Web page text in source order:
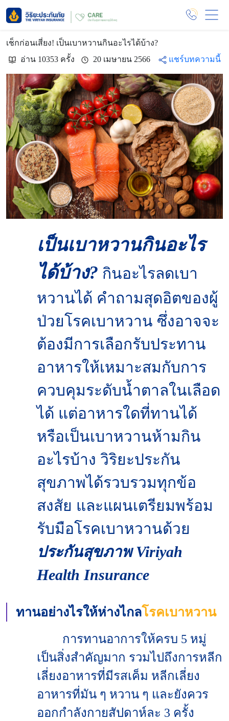
เช็กก่อนเสี่ยง! เป็นเบาหวานกินอะไรได้บ้าง?
อ่าน 10353 ครั้ง
20 เมษายน 2566 แชร์บทความนี้
เป็นเบาหวานกินอะไร
ได้บ้าง? กินอะไรลดเบา
หวานได้ คำถามสุดอิตของผู้
ป่วยโรคเบาหวาน ซึ่งอาจจะ
ต้องมีการเลือกรับประทาน
อาหารให้เหมาะสมกับการ
ควบคุมระดับน้ำตาลในเลือด
ได้ แต่อาหารใดที่ทานได้
หรือเป็นเบาหวานห้ามกิน
อะไรบ้าง วิริยะประกัน
สุขภาพได้รวบรวมทุกข้อ
สงสัย และแผนเตรียมพร้อม
รับมือโรคเบาหวานด้วย
ประกันสุขภาพ Viriyah
Health Insurance
ทานอย่างไรให้ห่างไกลโรคเบาหวาน
การทานอาการให้ครบ 5 หมู่
เป็นสิ่งสำคัญมาก รวมไปถึงการหลีก
เลี่ยงอาหารที่มีรสเค็ม หลีกเลี่ยง
อาหารที่มัน ๆ หวาน ๆ และยังควร
ออกกำลังกายสัปดาห์ละ 3 ครั้ง